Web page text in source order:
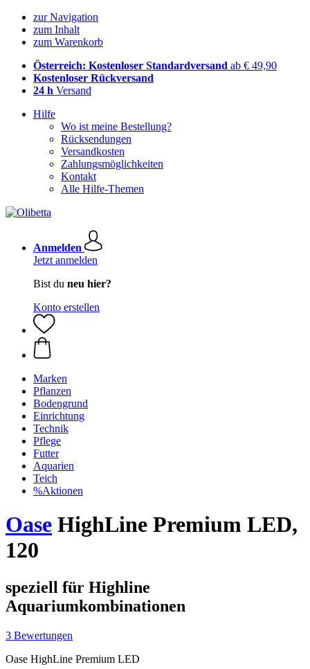
zur Navigation
zum Inhalt
zum Warenkorb
Österreich: Kostenloser Standardversand ab € 49,90
Kostenloser Rückversand
24 h Versand
Hilfe
Wo ist meine Bestellung?
Rücksendungen
Versandkosten
Zahlungsmöglichkeiten
Kontakt
Alle Hilfe-Themen
Anmelden
Jetzt anmelden
Bist du neu hier?
Konto erstellen
Marken
Pflanzen
Bodengrund
Einrichtung
Technik
Pflege
Futter
Aquarien
Teich
%Aktionen
Oase HighLine Premium LED,
120
speziell für Highline
Aquariumkombinationen
3 Bewertungen
Oase HighLine Premium LED